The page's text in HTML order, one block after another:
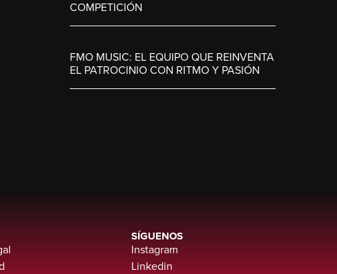
COMPETICIÓN
FMO MUSIC: EL EQUIPO QUE REINVENTA
EL PATROCINIO CON RITMO Y PASIÓN
SÍGUENOS
Instagram
Linkedin